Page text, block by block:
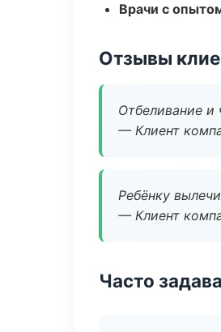
Врачи с
Отзывы
Отбеливание и
— Клиент
Ребёнку
— Клиент
Часто